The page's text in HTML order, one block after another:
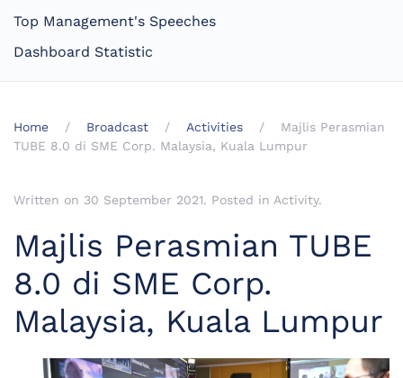
Top Management's Speeches
Dashboard Statistic
Home Broadcast Activities
Majlis Perasmian
TUBE 8.0 di SME Corp. Malaysia, Kuala Lumpur
Written on 30 September 2021. Posted in Activity.
Majlis Perasmian TUBE
8.0 di SME Corp.
Malaysia, Kuala Lumpur